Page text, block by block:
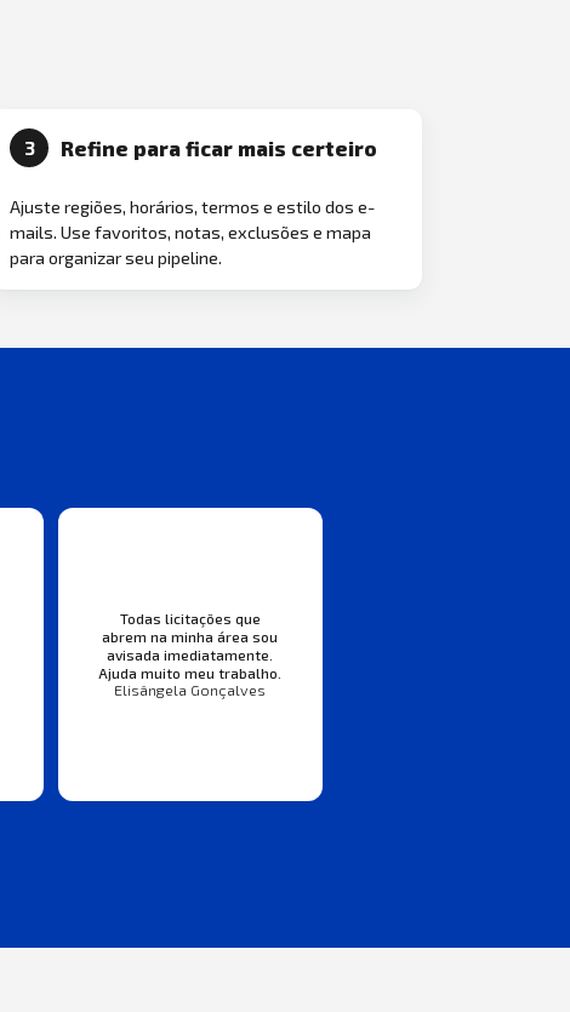
3 Refine para ficar mais certeiro
Ajuste regiões, horários, termos e estilo dos e-
mails. Use favoritos, notas, exclusões e mapa
para organizar seu pipeline.
Todas licitações que
abrem na minha área sou
avisada imediatamente.
Ajuda muito meu trabalho.
Elisângela Gonçalves